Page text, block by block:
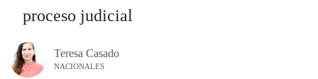
proceso judicial
Teresa Casado
NACIONALES